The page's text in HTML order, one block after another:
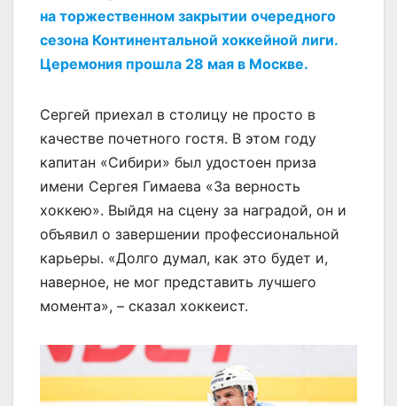
на торжественном закрытии очередного
сезона Континентальной хоккейной лиги.
Церемония прошла 28 мая в Москве.
Сергей приехал в столицу не просто в
качестве почетного гостя. В этом году
капитан «Сибири» был удостоен приза
имени Сергея Гимаева «За верность
хоккею». Выйдя на сцену за наградой, он и
объявил о завершении профессиональной
карьеры. «Долго думал, как это будет и,
наверное, не мог представить лучшего
момента», – сказал хоккеист.